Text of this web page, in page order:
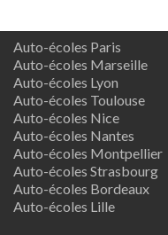
Auto-écoles Paris
Auto-écoles Marseille
Auto-écoles Lyon
Auto-écoles Toulouse
Auto-écoles Nice
Auto-écoles Nantes
Auto-écoles Montpellier
Auto-écoles Strasbourg
Auto-écoles Bordeaux
Auto-écoles Lille